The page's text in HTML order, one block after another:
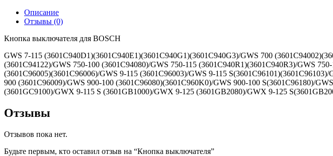
Описание
Отзывы (0)
Кнопка выключателя для BOSCH
GWS 7-115 (3601C940D1)(3601C940E1)(3601C940G1)(3601C940G3)/GWS 700
(3601C94122)/GWS 750-100 (3601C94080)/GWS 750-115 (3601C940R1)(3601C940R3)/GWS
(3601C96005)(3601C96006)/GWS 9-115 (3601C96003)/GWS 9-115
900 (3601C96009)/GWS 900-100 (3601C96080)(3601C960K0)/GWS 900-100 S(3601C96180)/
(3601GC9100)/GWX 9-115 S (3601GB1000)/GWX 9-125 (3601GB2080)/GWX 9-125
Отзывы
Отзывов пока нет.
Будьте первым, кто оставил отзыв на “Кнопка выключателя”